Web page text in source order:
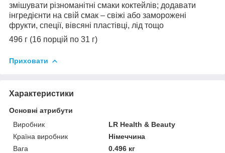
змішувати різноманітні смаки коктейлів; додавати
інгредієнти на свій смак – свіжі або заморожені
фрукти, спеції, вівсяні пластівці, лід тощо
496 г (16 порцій по 31 г)
Приховати
Характеристики
Основні атрибути
Виробник
LR Health & Beauty
Країна виробник
Німеччина
Вага
0.496 кг